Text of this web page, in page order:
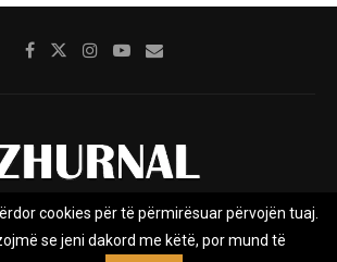
Impresumi Marketing
Privacy Policy
cookies për të përmirësuar përvojën tuaj.
se jeni dakord me këtë, por mund të